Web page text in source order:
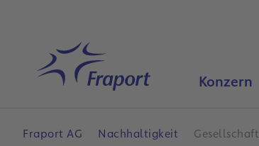
Startseite Konzern
Fraport AG Nachhaltigkeit Gesellschaft